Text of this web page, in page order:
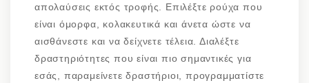
απολαύσεις εκτός τροφής. Επιλέξτε ρούχα που
είναι όμορφα, κολακευτικά και άνετα ώστε να
αισθάνεστε και να δείχνετε τέλεια. Διαλέξτε
δραστηριότητες που είναι πιο σημαντικές για
εσάς, παραμείνετε δραστήριοι, προγραμματίστε